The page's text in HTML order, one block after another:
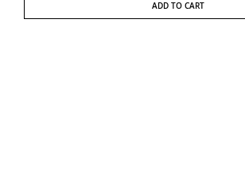
ADD TO CART